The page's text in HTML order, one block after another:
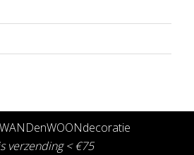
verzending < €75